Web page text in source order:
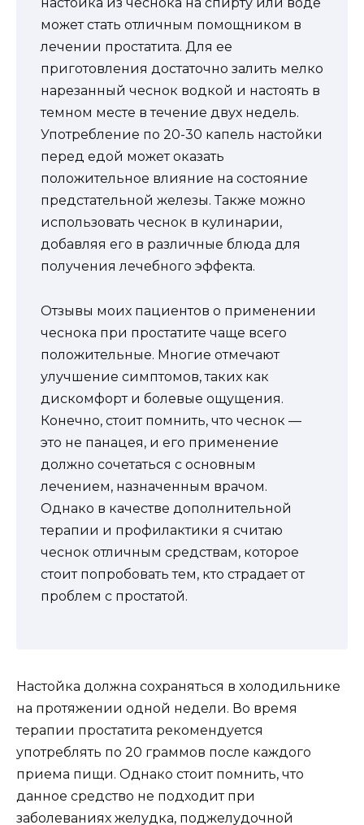
настойка из чеснока на спирту или воде
может стать отличным помощником в
лечении простатита. Для ее
приготовления достаточно залить мелко
нарезанный чеснок водкой и настоять в
темном месте в течение двух недель.
Употребление по 20-30 капель настойки
перед едой может оказать
положительное влияние на состояние
предстательной железы. Также можно
использовать чеснок в кулинарии,
добавляя его в различные блюда для
получения лечебного эффекта.
Отзывы моих пациентов о применении
чеснока при простатите чаще всего
положительные. Многие отмечают
улучшение симптомов, таких как
дискомфорт и болевые ощущения.
Конечно, стоит помнить, что чеснок —
это не панацея, и его применение
должно сочетаться с основным
лечением, назначенным врачом.
Однако в качестве дополнительной
терапии и профилактики я считаю
чеснок отличным средствам, которое
стоит попробовать тем, кто страдает от
проблем с простатой.
Настойка должна сохраняться в холодильнике
на протяжении одной недели. Во время
терапии простатита рекомендуется
употреблять по 20 граммов после каждого
приема пищи. Однако стоит помнить, что
данное средство не подходит при
заболеваниях желудка, поджелудочной